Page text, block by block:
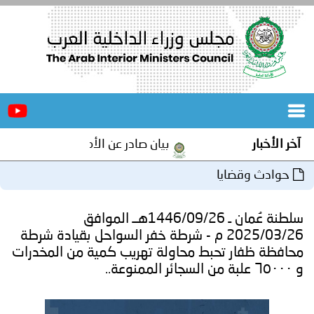
الرئيسية
المجلس
مؤتمرات
و
جهود
آخر الأخبار بيان صادر عن الأمانة العامة لمجلس
حوادث وقضايا
سلطنة عُمان ـ 1446/09/26هــ الموافق
2025/03/26 م - شرطة خفر السواحل بقيادة شرطة
محافظة ظفار تحبط محاولة تهريب كمية من المخدرات
و ٦٥٠٠٠ علبة من السجائر الممنوعة..